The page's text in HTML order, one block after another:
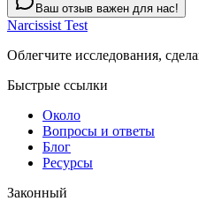
Ваш отзыв важен для нас!
Narcissist Test
Облегчите исследования,
Быстрые ссылки
Около
Вопросы и ответы
Блог
Ресурсы
Законный